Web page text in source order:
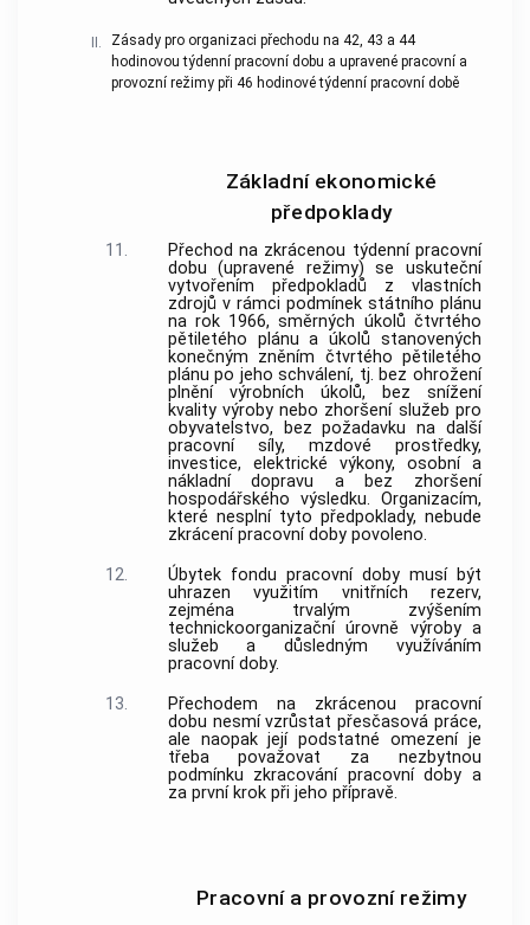
II.
Zásady pro organizaci přechodu na 42, 43 a 44
hodinovou týdenní pracovní dobu a upravené pracovní a
provozní režimy při 46 hodinové týdenní pracovní době
Základní ekonomické
předpoklady
11.
Přechod na zkrácenou týdenní pracovní
dobu (upravené režimy) se uskuteční
vytvořením předpokladů z vlastních
zdrojů v rámci podmínek státního plánu
na rok 1966, směrných úkolů čtvrtého
pětiletého plánu a úkolů stanovených
konečným zněním čtvrtého pětiletého
plánu po jeho schválení, tj. bez ohrožení
plnění výrobních úkolů, bez snížení
kvality výroby nebo zhoršení služeb pro
obyvatelstvo, bez požadavku na další
pracovní síly, mzdové prostředky,
investice, elektrické výkony, osobní a
nákladní dopravu a bez zhoršení
hospodářského výsledku. Organizacím,
které nesplní tyto předpoklady, nebude
zkrácení pracovní doby povoleno.
12.
Úbytek fondu pracovní doby musí být
uhrazen využitím vnitřních rezerv,
zejména trvalým zvýšením
technickoorganizační úrovně výroby a
služeb a důsledným využíváním
pracovní doby.
13.
Přechodem na zkrácenou pracovní
dobu nesmí vzrůstat přesčasová práce,
ale naopak její podstatné omezení je
třeba považovat za nezbytnou
podmínku zkracování pracovní doby a
za první krok při jeho přípravě.
Pracovní a provozní režimy